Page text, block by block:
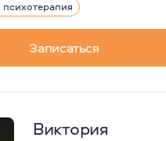
период времени
девочки.
Записаться
Виктория